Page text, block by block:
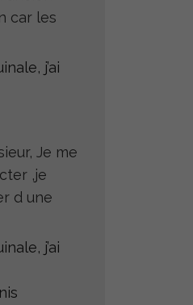
car les
j’ai
Je me
,je
d une
j’ai